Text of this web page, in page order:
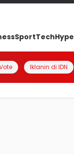
SportTechHype
Iklanin di IDN